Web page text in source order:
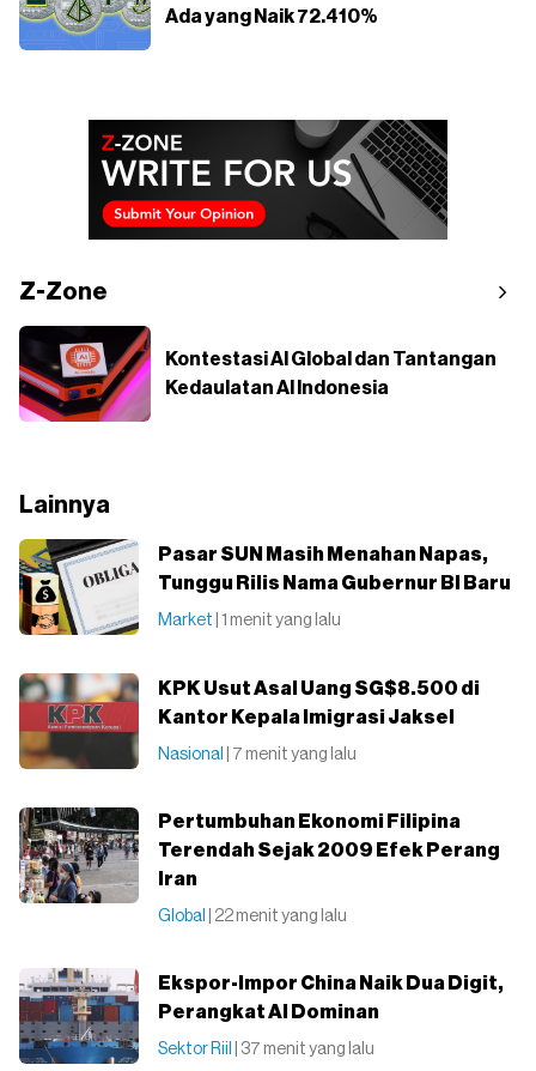
Ada yang Naik 72.410%
Z-Zone
Kontestasi AI Global dan Tantangan
Kedaulatan AI Indonesia
Lainnya
Pasar SUN Masih Menahan Napas,
Tunggu Rilis Nama Gubernur BI Baru
Market | 1 menit yang lalu
KPK Usut Asal Uang SG$8.500 di
Kantor Kepala Imigrasi Jaksel
Nasional | 7 menit yang lalu
Pertumbuhan Ekonomi Filipina
Terendah Sejak 2009 Efek Perang
Iran
Global | 22 menit yang lalu
Ekspor-Impor China Naik Dua Digit,
Perangkat AI Dominan
Sektor Riil | 37 menit yang lalu